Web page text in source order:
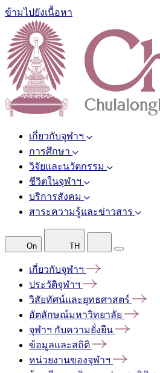
ข้ามไปยังเนื้อหา
เกี่ยวกับจุฬาฯ
การศึกษา
วิจัยและนวัตกรรม
ชีวิตในจุฬาฯ
บริการสังคม
สาระความรู้และข่าวสาร
On TH
เกี่ยวกับจุฬาฯ
ประวัติจุฬาฯ
วิสัยทัศน์และยุทธศาสตร์
อัตลักษณ์มหาวิทยาลัย
จุฬาฯ กับความยั่งยืน
ข้อมูลและสถิติ
หน่วยงานของจุฬาฯ